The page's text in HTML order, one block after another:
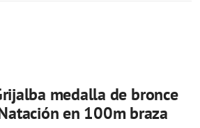
medalla de bronce
en 100m braza